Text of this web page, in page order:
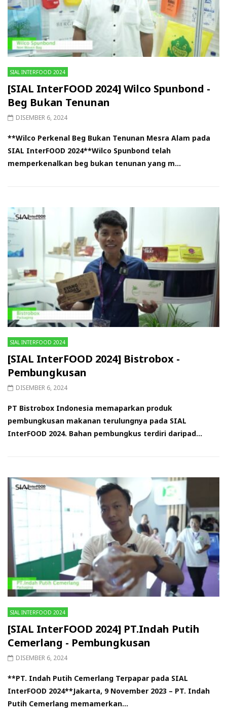
SIAL INTERFOOD 2024
[SIAL InterFOOD 2024] Wilco Spunbond -
Beg Bukan Tenunan
DISEMBER 6, 2024
**Wilco Perkenal Beg Bukan Tenunan Mesra Alam pada
SIAL InterFOOD 2024**Wilco Spunbond telah
memperkenalkan beg bukan tenunan yang m...
SIAL INTERFOOD 2024
[SIAL InterFOOD 2024] Bistrobox -
Pembungkusan
DISEMBER 6, 2024
PT Bistrobox Indonesia memaparkan produk
pembungkusan makanan terulungnya pada SIAL
InterFOOD 2024. Bahan pembungkus terdiri daripad...
SIAL INTERFOOD 2024
[SIAL InterFOOD 2024] PT.Indah Putih
Cemerlang - Pembungkusan
DISEMBER 6, 2024
**PT. Indah Putih Cemerlang Terpapar pada SIAL
InterFOOD 2024**Jakarta, 9 November 2023 – PT. Indah
Putih Cemerlang memamerkan...